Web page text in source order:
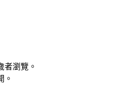
者瀏覽。
。